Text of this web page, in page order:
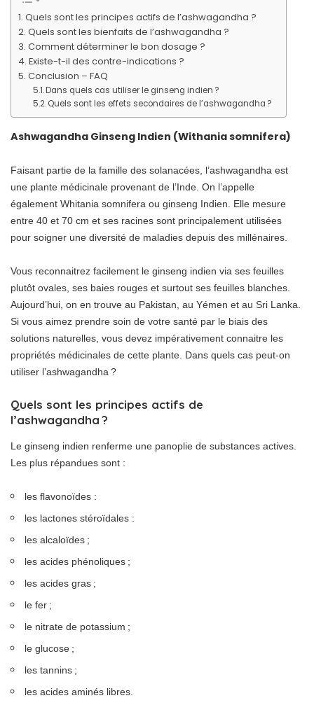
Quels sont les principes actifs de l’ashwagandha ?
Quels sont les bienfaits de l’ashwagandha ?
Comment déterminer le bon dosage ?
Existe-t-il des contre-indications ?
Conclusion – FAQ
Dans quels cas utiliser le ginseng indien ?
Quels sont les effets secondaires de l’ashwagandha ?
Ashwagandha Ginseng Indien (Withania somnifera)
Faisant partie de la famille des solanacées, l’ashwagandha est
une plante médicinale provenant de l’Inde. On l’appelle
également Whitania somnifera ou ginseng Indien. Elle mesure
entre 40 et 70 cm et ses racines sont principalement utilisées
pour soigner une diversité de maladies depuis des millénaires.
Vous reconnaitrez facilement le ginseng indien via ses feuilles
plutôt ovales, ses baies rouges et surtout ses feuilles blanches.
Aujourd’hui, on en trouve au Pakistan, au Yémen et au Sri Lanka.
Si vous aimez prendre soin de votre santé par le biais des
solutions naturelles, vous devez impérativement connaitre les
propriétés médicinales de cette plante. Dans quels cas peut-on
utiliser l’ashwagandha ?
Quels sont les principes actifs de
l’ashwagandha ?
Le ginseng indien renferme une panoplie de substances actives.
Les plus répandues sont :
les flavonoïdes :
les lactones stéroïdales :
les alcaloïdes ;
les acides phénoliques ;
les acides gras ;
le fer ;
le nitrate de potassium ;
le glucose ;
les tannins ;
les acides aminés libres.